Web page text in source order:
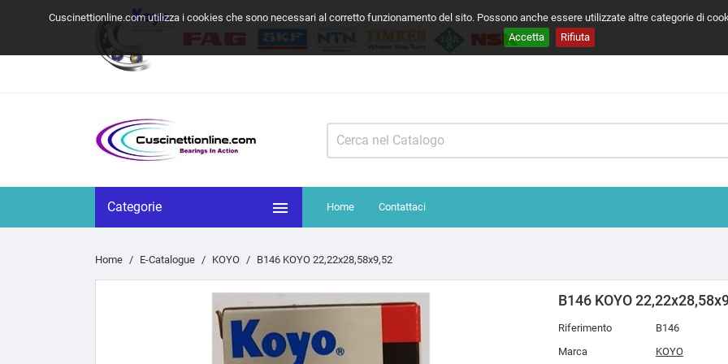
Cuscinettionline.com utilizza i cookies che sono necessari al corretto funzionamento del sito. Possono anche essere utilizzate altre categorie di
Accetta
Rifiuta
Categorie  Home Contattaci
Home E-Catalogue KOYO B146 KOYO 22,22x28,58x9,52
B146 KOYO
Riferimento
B146
Marca
KOYO